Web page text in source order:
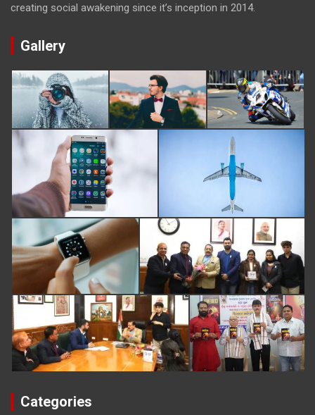
creating social awakening since it’s inception in 2014.
Gallery
Categories